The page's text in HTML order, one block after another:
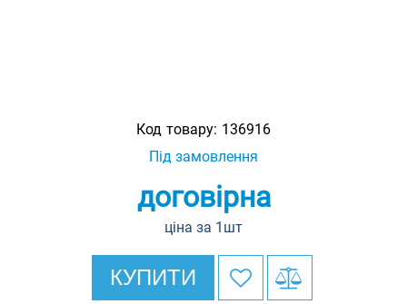
Код товару: 136916
Під замовлення
договірна
ціна за 1шт
КУПИТИ